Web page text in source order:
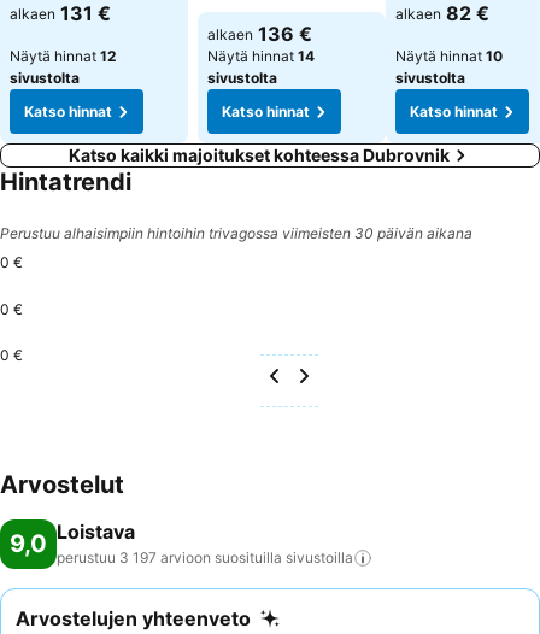
alkaen 131 €
Näytä hinnat 12
sivustolta
Katso hinnat
alkaen 136 €
Näytä hinnat 14
sivustolta
Katso hinnat
alkaen 82 €
Näytä hinnat 10
sivustolta
Katso hinnat
Katso kaikki majoitukset kohteessa Dubrovnik
Hintatrendi
Perustuu alhaisimpiin hintoihin trivagossa viimeisten 30 päivän aikana
0 €
0 €
0 €
Arvostelut
9,0 Loistava
perustuu 3 197 arvioon suosituilla sivustoilla
Arvostelujen yhteenveto